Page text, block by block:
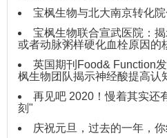
宝枫生物与北大南京转化
宝枫生物联合宣武医院：
或者动脉粥样硬化血栓原因的
英国期刊Food& Function
枫生物团队揭示神经酸提高认
再见吧 2020！慢着其实还
刻"
庆祝元旦，过去的一年，